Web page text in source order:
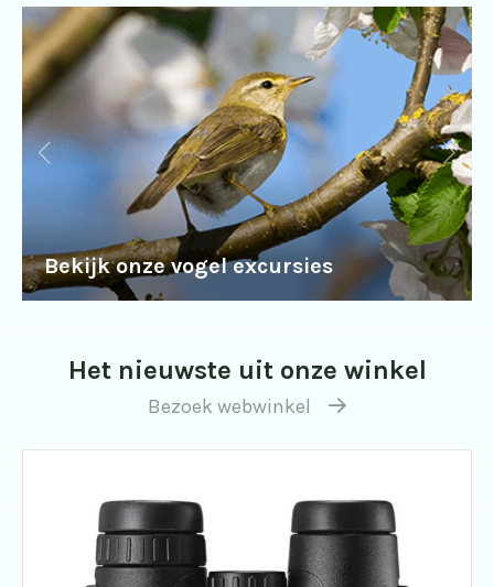
Bekijk onze vogel excursies
Het nieuwste uit onze winkel
Bezoek webwinkel